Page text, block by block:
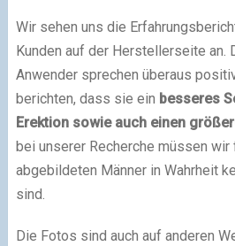
Wir sehen uns die
Kunden auf der Herstellerseite an.
Anwender sprechen überaus
berichten, dass sie ein besseres
Erektion sowie auch einen
bei unserer Recherche müssen
abgebildeten Männer in Wahrheit
sind.
Die Fotos sind auch auf anderen